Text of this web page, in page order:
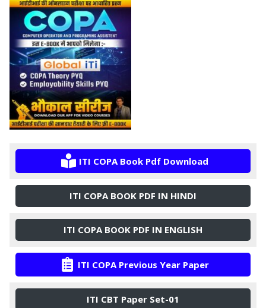
ITI COPA Book Pdf Download
ITI COPA BOOK PDF IN HINDI
ITI COPA BOOK PDF IN ENGLISH
ITI COPA Previous Year Paper
ITI CBT Paper Set-01